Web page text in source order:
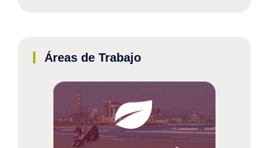
Áreas de Trabajo